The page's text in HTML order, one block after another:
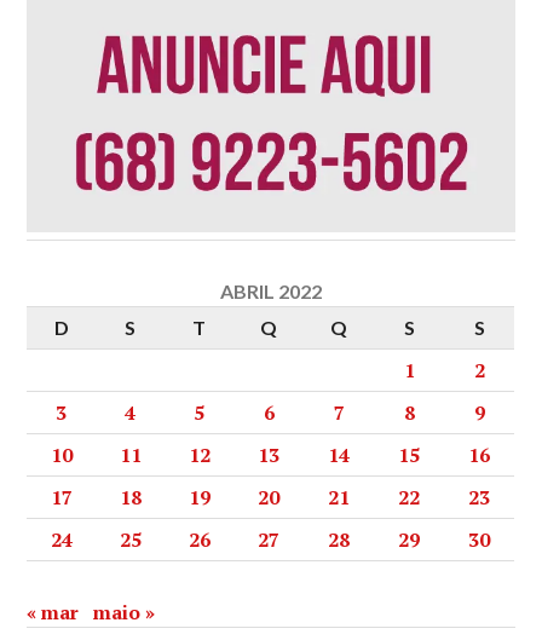
ABRIL 2022
D
S T Q Q S S
1
2
3
4 5 6 7 8
9
10
11 12 13 14 15
16
17
18 19 20 21 22
23
24
25 26 27 28 29 30
« mar maio »